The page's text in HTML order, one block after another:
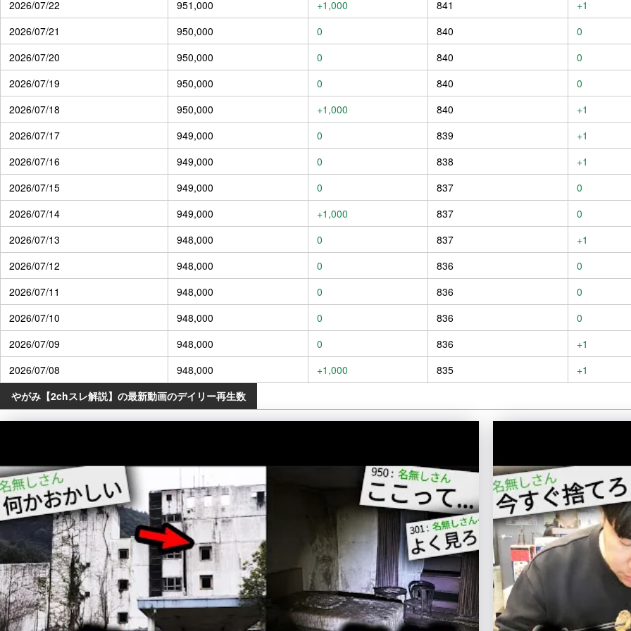
2026/07/22 951,000 +1,000 841
+1
2026/07/21
950,000 0 840
0
2026/07/20
950,000 0 840
0
2026/07/19
950,000 0 840
0
2026/07/18
950,000 +1,000 840
+1
2026/07/17
949,000 0 839
+1
2026/07/16
949,000 0 838
+1
2026/07/15
949,000 0 837
0
2026/07/14
949,000 +1,000 837
0
2026/07/13
948,000 0 837
+1
2026/07/12
948,000 0 836
0
2026/07/11
948,000 0 836
0
2026/07/10
948,000 0 836
0
2026/07/09
948,000 0 836
+1
2026/07/08
948,000 +1,000 835
+1
やがみ【2chスレ解説】の最新動画のデイリー再生数